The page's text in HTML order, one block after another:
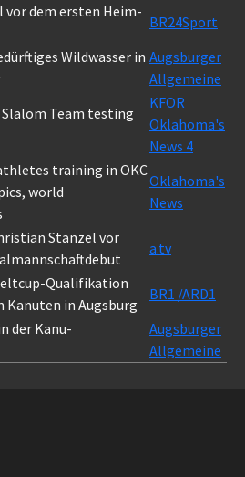
vor dem ersten Heim-
BR24Sport
Wildwasser in Augsburger
Allgemeine
Slalom Team testing
KFOR
Oklahoma's
News 4
training in OKC
world
Oklahoma's
News
Stanzel vor
a.tv
Qualifikation
Kanuten in Augsburg
BR1 /ARD1
der Kanu-
Augsburger
Allgemeine